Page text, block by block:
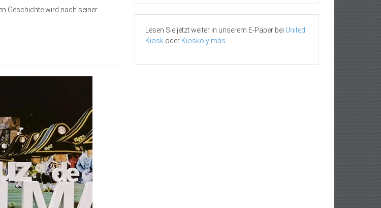
Geschichte wird nach seiner
Lesen Sie jetzt weiter in unserem E-Paper bei United
Kiosk oder Kiosko y más